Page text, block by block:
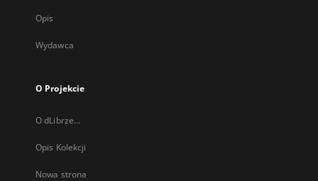
Opis
Wydawca
O Projekcie
O dLibrze...
Opis Kolekcji
Nowa strona